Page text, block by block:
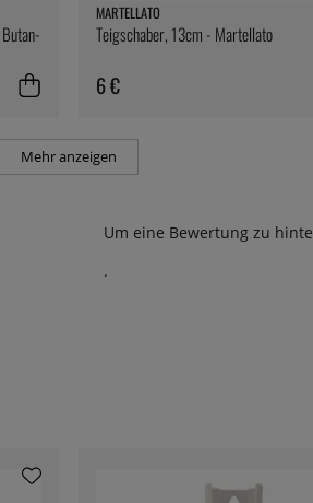
MARTELLATO
Teigschaber, 13cm - Martellato
6 €
Mehr anzeigen
Um eine Bewertung zu
.